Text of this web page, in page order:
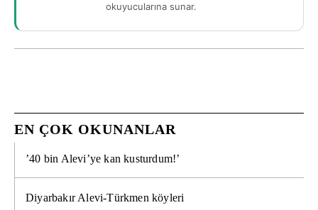
okuyucularına sunar.
EN ÇOK OKUNANLAR
’40 bin Alevi’ye kan kusturdum!’
Diyarbakır Alevi-Türkmen köyleri